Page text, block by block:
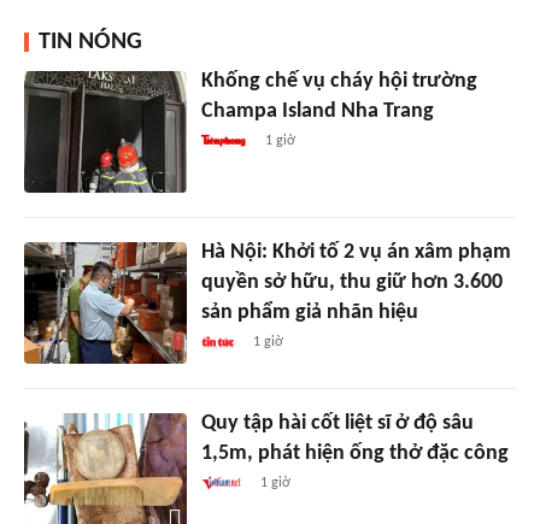
TIN NÓNG
Khống chế vụ cháy hội trường
Champa Island Nha Trang
1 giờ
Hà Nội: Khởi tố 2 vụ án xâm phạm
quyền sở hữu, thu giữ hơn 3.600
sản phẩm giả nhãn hiệu
1 giờ
Quy tập hài cốt liệt sĩ ở độ sâu
1,5m, phát hiện ống thở đặc công
1 giờ